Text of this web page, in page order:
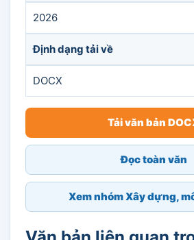
2026
Định dạng tải về
DOCX
Tải văn bản
Đọc toàn văn
Xem nhóm Xây dựng,